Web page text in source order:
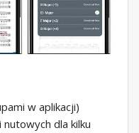
w aplikacji)
dla kilku